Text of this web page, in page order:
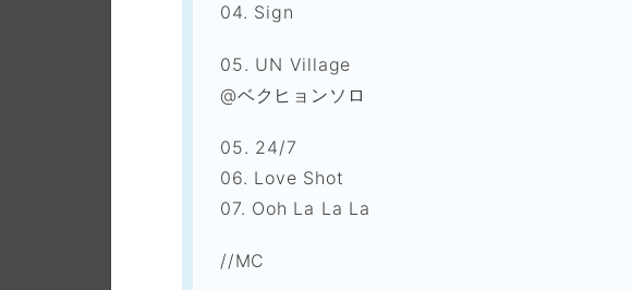
04. Sign
05. UN Village
@ベクヒョンソロ
05. 24/7
06. Love Shot
07. Ooh La La La
//MC